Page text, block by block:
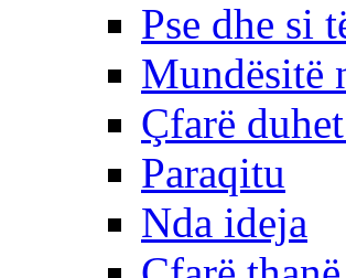
Pse dhe si
Mundësitë
Çfarë
Paraqitu
Nda ideja